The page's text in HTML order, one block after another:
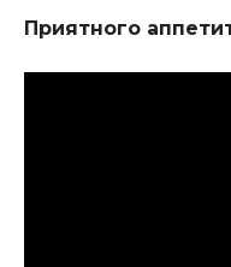
Приятного